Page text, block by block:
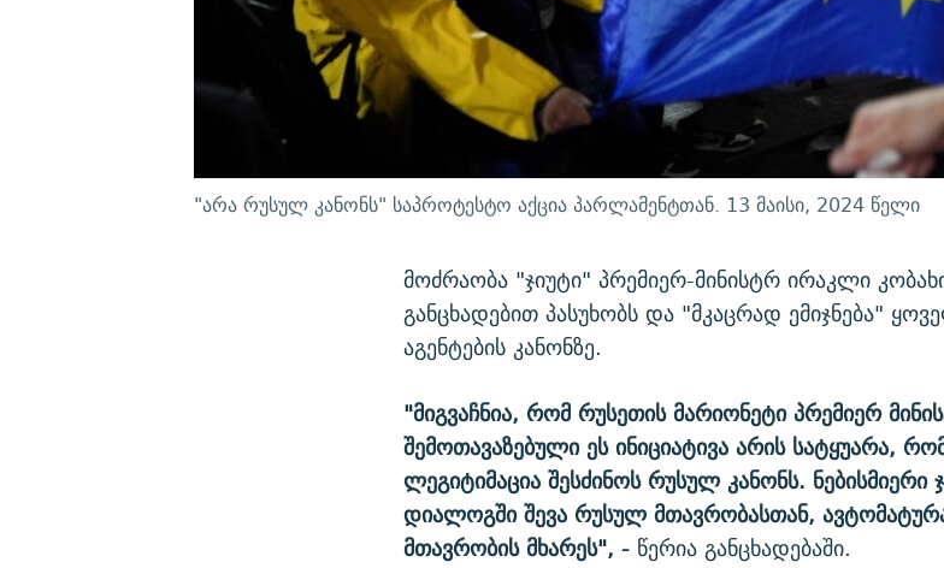
"არა რუსულ კანონს" საპროტესტო აქცია პარლამენტთან. 13 მაისი, 2024 წელი
მოძრაობა "ჯიუტი" პრემიერ-მინისტრ ირაკლი
განცხადებით პასუხობს და "მკაცრად ემიჯნება"
აგენტების კანონზე.
"მიგვაჩნია, რომ რუსეთის მარიონეტი პრემიერ
შემოთავაზებული ეს ინიციატივა არის სატყუარა,
ლეგიტიმაცია შესძინოს რუსულ კანონს.
დიალოგში შევა რუსულ მთავრობასთან,
მთავრობის მხარეს", - წერია განცხადებაში.